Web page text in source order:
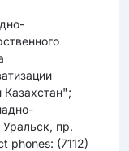
Уральск, пр.
phones: (7112)